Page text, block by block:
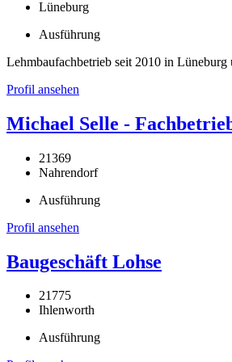
Lüneburg
Ausführung
Lehmbaufachbetrieb seit 2010 in
Profil ansehen
Michael Selle -
21369
Nahrendorf
Ausführung
Profil ansehen
Baugeschäft Lohse
21775
Ihlenworth
Ausführung